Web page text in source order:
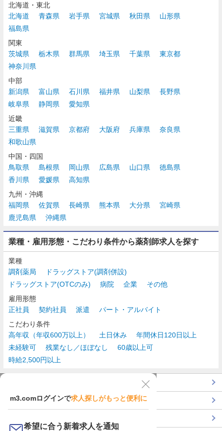
北海道・東北
北海道
青森県 岩手県 宮城県 秋田県
山形県
福島県
関東
茨城県
栃木県 群馬県 埼玉県 千葉県
東京都
神奈川県
中部
新潟県
富山県 石川県 福井県 山梨県
長野県
岐阜県
静岡県
愛知県
近畿
三重県
滋賀県 京都府 大阪府 兵庫県
奈良県
和歌山県
中国・四国
鳥取県
島根県 岡山県 広島県 山口県
徳島県
香川県
愛媛県
高知県
九州・沖縄
福岡県
佐賀県 長崎県 熊本県 大分県
宮崎県
鹿児島県
沖縄県
業種・雇用形態・こだわり条件から薬剤師求人を探す
業種
調剤薬局
ドラッグストア(調剤併設)
ドラッグストア(OTCのみ)
病院 企業
その他
雇用形態
正社員
契約社員 派遣
パート・アルバイト
こだわり条件
高年収（年収600万以上）
土日休み
年間休日120日以上
未経験可
残業なし／ほぼなし
60歳以上可
時給2,500円以上
m3.comログインで求人探しがもっと便利に
希望に合う新着求人を通知
最近チェックした求人一覧